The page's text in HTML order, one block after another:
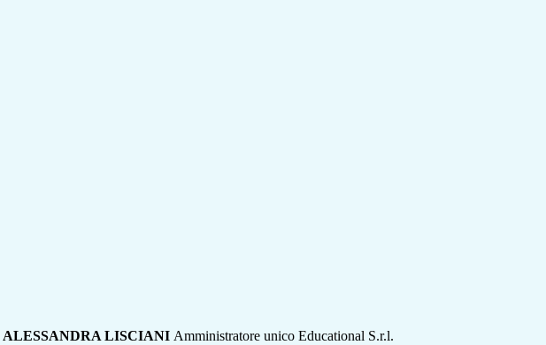
ALESSANDRA LISCIANI Amministratore unico Educational S.r.l.